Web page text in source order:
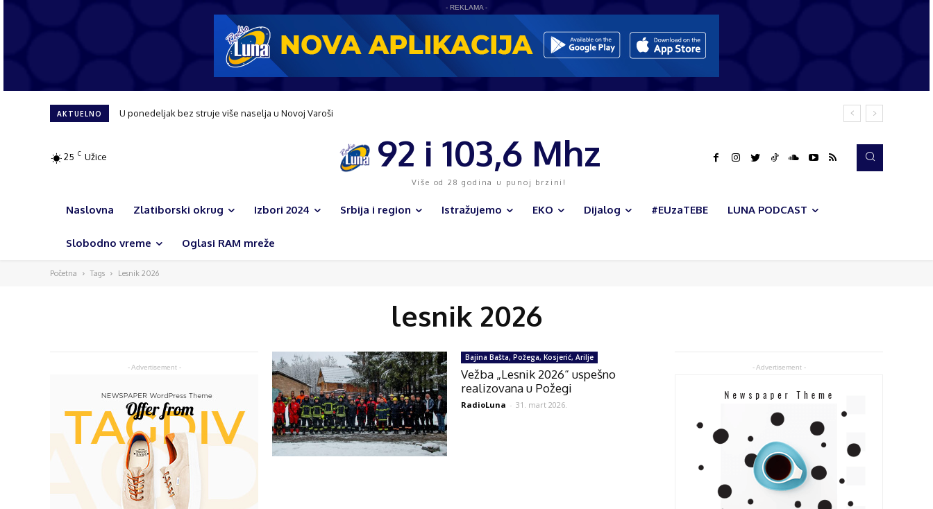
- REKLAMA -
AKTUELNO U ponedeljak bez struje više naselja u Novoj Varoši
25 C Užice 92 i 103,6 Mhz
Više od 28 godina u punoj brzini!
Naslovna Zlatiborski okrug Izbori 2024 Srbija i region Istražujemo EKO Dijalog #EUzaTEBE LUNA PODCAST
Slobodno vreme Oglasi RAM mreže
Početna Tags Lesnik 2026
lesnik 2026
- Advertisement -
Bajina Bašta, Požega, Kosjerić, Arilje
Vežba „Lesnik 2026“ uspešno
realizovana u Požegi
RadioLuna - 31. mart 2026.
- Advertisement -